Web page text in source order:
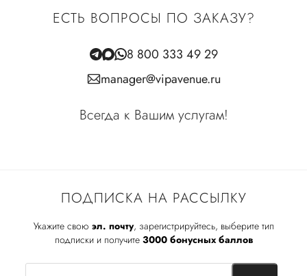
ПОДПИСКА НА РАССЫЛКУ
Укажите свою эл. почту, зарегистрируйтесь, выберите тип
подписки и получите 3000 бонусных баллов
ЕСТЬ ВОПРОСЫ ПО ЗАКАЗУ?
8 800 333 49 29
manager@vipavenue.ru
Всегда к Вашим услугам!